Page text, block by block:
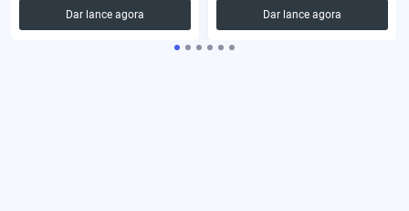
Dar lance agora
Dar lance agora